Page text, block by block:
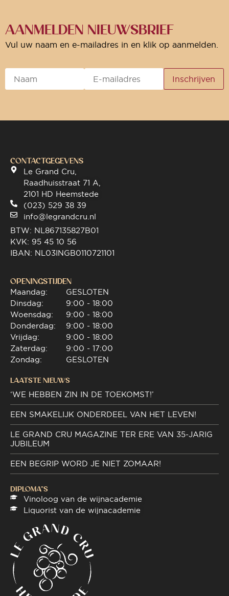
AANMELDEN NIEUWSBRIEF
Vul uw naam en e-mailadres in en klik op aanmelden.
CONTACTGEGEVENS
Le Grand Cru,
Raadhuisstraat 71 A,
2101 HD Heemstede
(023) 529 38 39
info@legrandcru.nl
BTW: NL867135827B01
KVK: 95 45 10 56
IBAN: NL03INGB0110721101
OPENINGSTIJDEN
Maandag:
Dinsdag:
Woensdag:
Donderdag:
Vrijdag:
Zaterdag:
Zondag:
GESLOTEN
9:00 - 18:00
9:00 - 18:00
9:00 - 18:00
9:00 - 18:00
9:00 - 17:00
GESLOTEN
LAATSTE NIEUWS
‘WE HEBBEN ZIN IN DE TOEKOMST!’
EEN SMAKELIJK ONDERDEEL VAN HET LEVEN!
LE GRAND CRU MAGAZINE TER ERE VAN 35-JARIG
JUBILEUM
EEN BEGRIP WORD JE NIET ZOMAAR!
DIPLOMA"S
Vinoloog van de wijnacademie
Liquorist van de wijnacademie